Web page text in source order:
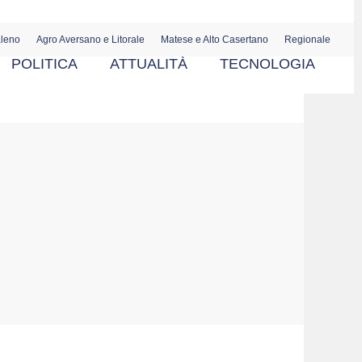
Agro Aversano e Litorale Matese e Alto Casertano Regionale
POLITICA ATTUALITÀ TECNOLOGIA